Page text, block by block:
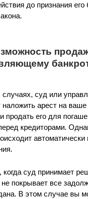
до признания
суд или
наложить арест на
продать его для
кредиторами.
автоматически
когда суд принимает
покрывает все
В этом случае вы